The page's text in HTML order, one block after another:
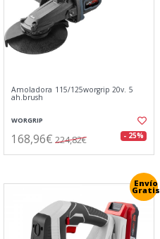
Amoladora 115/125worgrip 20v. 5
ah.brush
WORGRIP
168,96€ 224,82€ - 25%
Envío
Gratis